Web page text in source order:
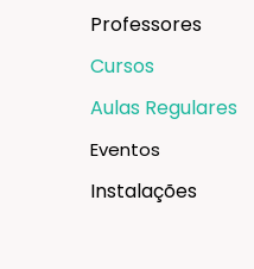
Professores
Cursos
Aulas Regulares
Eventos
Instalações